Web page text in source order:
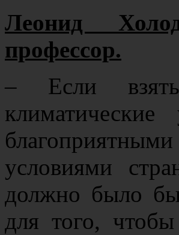
Леонид
профессор.
– Если взять
условиями
должно было
для того,